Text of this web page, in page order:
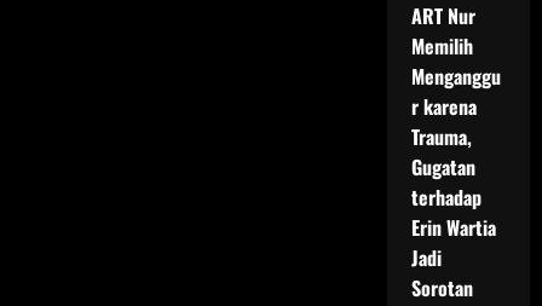
ART Nur
Memilih
Menganggu
r karena
Trauma,
Gugatan
terhadap
Erin Wartia
Jadi
Sorotan